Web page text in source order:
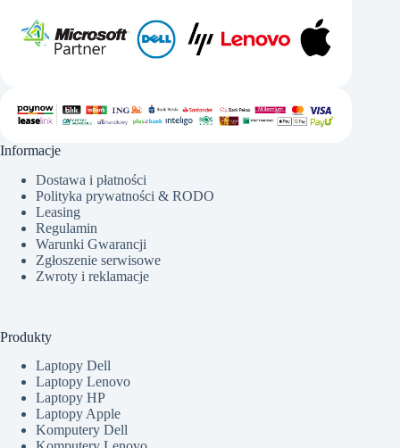
Informacje
Dostawa i płatności
Polityka prywatności & RODO
Leasing
Regulamin
Warunki Gwarancji
Zgłoszenie serwisowe
Zwroty i reklamacje
Produkty
Laptopy Dell
Laptopy Lenovo
Laptopy HP
Laptopy Apple
Komputery Dell